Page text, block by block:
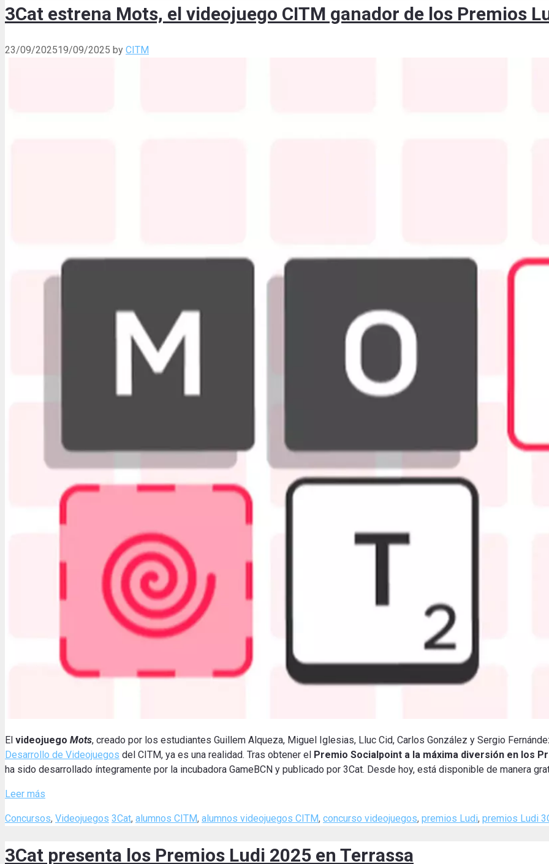
3Cat estrena Mots, el videojuego CITM ganador de los Premios
23/09/202519/09/2025 by CITM
El videojuego Mots, creado por los estudiantes Guillem Alqueza, Miguel Iglesias, Lluc Cid, Carlos González y Sergio
Desarrollo de Videojuegos del CITM, ya es una realidad. Tras obtener el Premio Socialpoint a la máxima diversión en los
ha sido desarrollado íntegramente por la incubadora GameBCN y publicado por 3Cat. Desde hoy, está disponible de manera
Leer más
Categories
Concursos, Videojuegos Tags
3Cat, alumnos CITM, alumnos videojuegos CITM, concurso videojuegos, premios Ludi, premios Ludi
3Cat presenta los Premios Ludi 2025 en Terrassa